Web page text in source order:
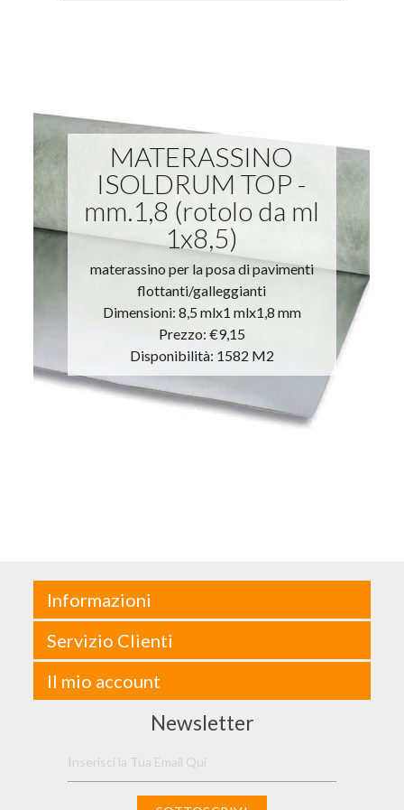
MATERASSINO
ISOLDRUM TOP -
mm.1,8 (rotolo da ml
1x8,5)
materassino per la posa di pavimenti
flottanti/galleggianti
Dimensioni: 8,5 mlx1 mlx1,8 mm
Prezzo: €9,15
Disponibilità: 1582 M2
Informazioni
Servizio Clienti
Il mio account
Newsletter